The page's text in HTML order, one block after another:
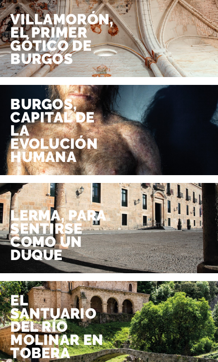
VILLAMORÓN,
EL PRIMER
GÓTICO DE
BURGOS
BURGOS,
CAPITAL DE
LA
EVOLUCIÓN
HUMANA
LERMA, PARA
SENTIRSE
COMO UN
DUQUE
EL
SANTUARIO
DEL RÍO
MOLINAR EN
TOBERA